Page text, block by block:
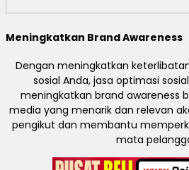
Meningkatkan Brand Awareness
Dengan meningkatkan
sosial Anda, jasa optimasi
meningkatkan brand awareness
media yang menarik dan relevan
pengikut dan membantu
mata